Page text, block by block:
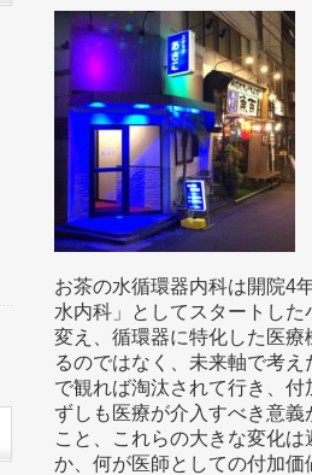
お茶の水循環器内科は開院4
水内科」としてスタートし
変え、循環器に特化した医療
るのではなく、未来軸で考
で観れば淘汰されて行き、
ずしも医療が介入すべき意義
こと、これらの大きな変化
か、何が医師としての付加